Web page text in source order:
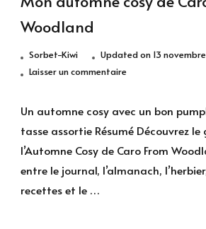
Woodland
Sorbet-Kiwi Updated on 13
Laisser un commentairesur
automne
de
Caro
from
Un automne cosy avec un bon
tasse assortie Résumé Découvrez le
l’Automne Cosy de Caro From
entre le journal, l’almanach,
recettes et le …